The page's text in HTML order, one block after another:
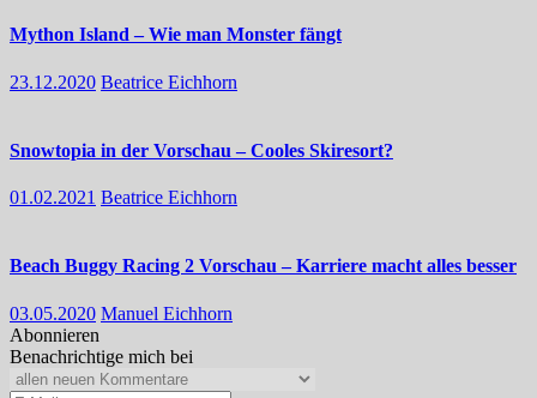
Mython Island – Wie man Monster fängt
23.12.2020 Beatrice Eichhorn
Snowtopia in der Vorschau – Cooles Skiresort?
01.02.2021 Beatrice Eichhorn
Beach Buggy Racing 2 Vorschau – Karriere macht alles besser
03.05.2020 Manuel Eichhorn
Abonnieren
Benachrichtige mich bei